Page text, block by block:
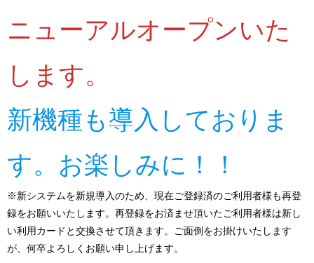
ニューアルオープンいた
します。
新機種も導入しておりま
す。お楽しみに！！
※新システムを新規導入のため、現在ご登録済のご利用者様も再登
録をお願いいたします。再登録をお済ませ頂いたご利用者様は新し
い利用カードと交換させて頂きます。ご面倒をお掛けいたします
が、何卒よろしくお願い申し上げます。